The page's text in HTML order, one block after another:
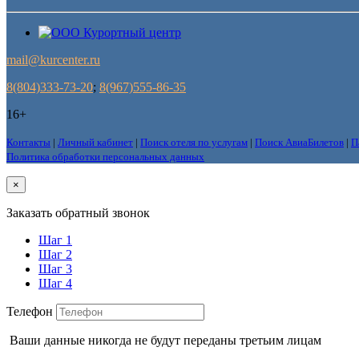
mail@kurcenter.ru
8(804)333-73-20; 8(967)555-86-35
16+
Контакты | Личный кабинет | Поиск отеля по услугам | Поиск АвиаБилетов |
Политика обработки персональных данных
×
Заказать обратный звонок
Шаг 1
Шаг 2
Шаг 3
Шаг 4
Телефон
Ваши данные никогда не будут переданы третьим лицам